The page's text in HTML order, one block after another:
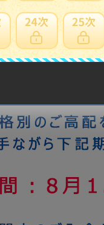
達三 秀逸